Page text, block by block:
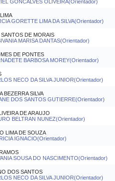
GONCALVES OLIVEIRA(Orientador)
GORETTE LIMA DA SILVA(Orientador)
DE MORAIS
MARISA DANTAS(Orientador)
DE PONTES
BARBOSA MOREY(Orientador)
NECO DA SILVA JUNIOR(Orientador)
BEZERRA SILVA
DOS SANTOS GUTIERRE(Orientador)
DE ARAUJO
BELTRAN NUNEZ(Orientador)
LIMA DE SOUZA
IGNACIO(Orientador)
SOUSA DO NASCIMENTO(Orientador)
DOS SANTOS
NECO DA SILVA JUNIOR(Orientador)